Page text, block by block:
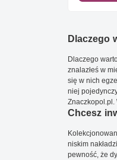
Dlaczego
Dlaczego
znalazłeś w
się w nich
niej
Znaczkopol.pl.
Chcesz
niskim
pewność, że